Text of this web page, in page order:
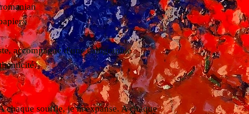
accompagné d'une calligraphie
chaque souffle, je m'expanse. A chaque